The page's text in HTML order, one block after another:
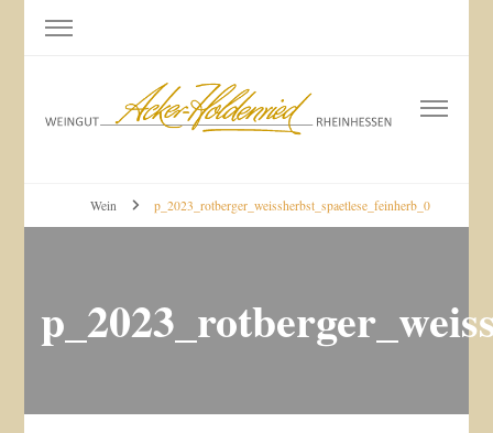
Weingut Acker-Holdenried
Bodenheim RHEINHESSEN
Wein p_2023_rotberger_weissherbst_spaetlese_feinherb_0